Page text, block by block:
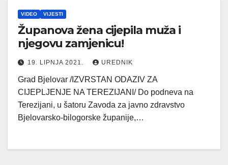
VIDEO VIJESTI
Županova žena cijepila muža i
njegovu zamjenicu!
19. LIPNJA 2021. UREDNIK
Grad Bjelovar /IZVRSTAN ODAZIV ZA
CIJEPLJENJE NA TEREZIJANI/ Do podneva na
Terezijani, u šatoru Zavoda za javno zdravstvo
Bjelovarsko-bilogorske županije,…